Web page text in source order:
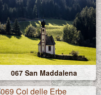
067 San Maddalena